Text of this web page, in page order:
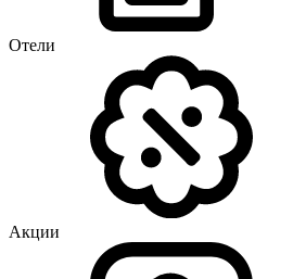
Отели
Акции